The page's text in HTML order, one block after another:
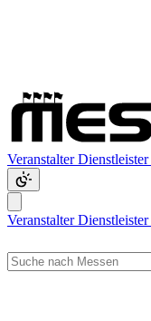
VeranstalterDienstleister
VeranstalterDienstleister